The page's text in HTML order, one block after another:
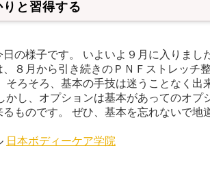
と習得する
の様子です。 いよいよ９月に入りま
８月から引き続きのＰＮＦストレッチ
そろそろ、基本の手技は迷うことなく
かし、オプションは基本があってのオ
ものです。 ぜひ、基本を忘れないで地
日本ボディーケア学院